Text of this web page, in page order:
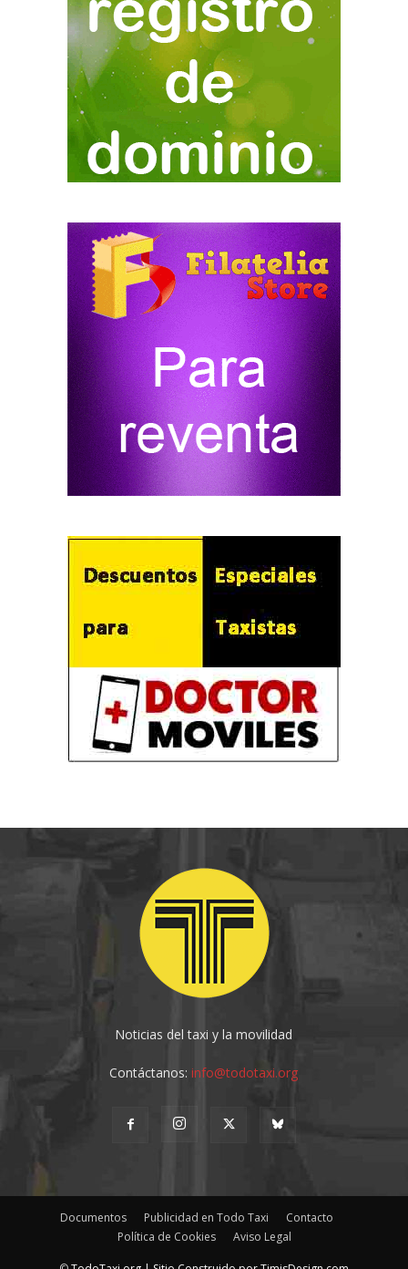
Noticias del taxi y la movilidad
Contáctanos:info@todotaxi.org
Documentos Publicidad en Todo Taxi
Contacto
Política de Cookies
Aviso Legal